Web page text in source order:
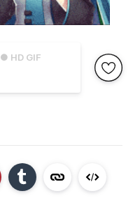
● HD GIF